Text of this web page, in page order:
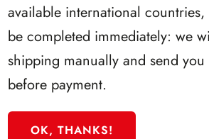
available international
be completed immediately: we
shipping manually and send
before payment.
OK, THANKS!